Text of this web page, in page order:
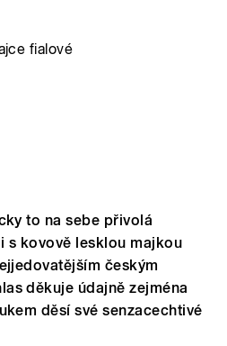
fialové
to na sebe přivolá
s kovově lesklou majkou
českým
děkuje údajně zejména
děsí své senzacechtivé